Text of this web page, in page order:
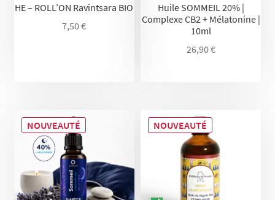
HE – ROLL’ON Ravintsara BIO
7,50€
Huile SOMMEIL 20% |
Complexe CB2 + Mélatonine |
10ml
26,90€
NOUVEAUTÉ NOUVEAUTÉ